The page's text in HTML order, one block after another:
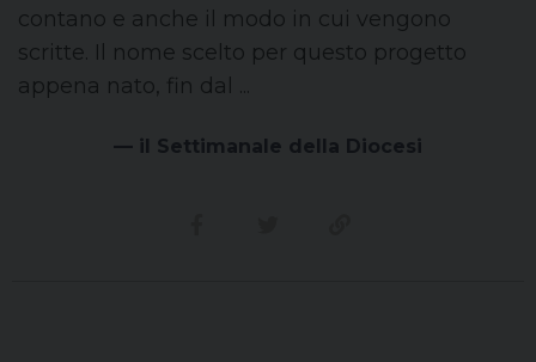
contano e anche il modo in cui vengono
scritte. Il nome scelto per questo progetto
appena nato, fin dal ...
— il Settimanale della Diocesi